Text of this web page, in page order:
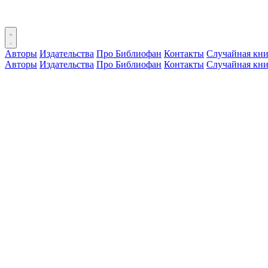
Авторы Издательства Про Библиофан Контакты Случайная
Авторы Издательства Про Библиофан Контакты Случайная